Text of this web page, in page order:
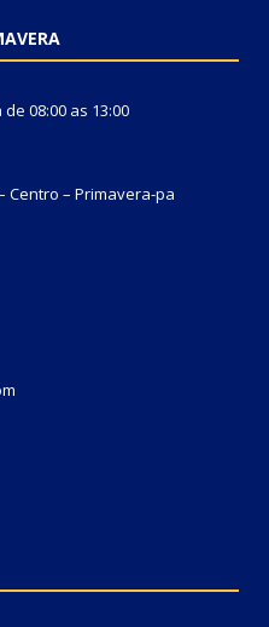
08:00 as 13:00
Centro – Primavera-pa